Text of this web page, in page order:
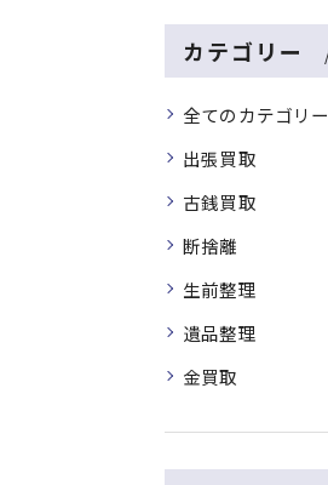
カテゴリー
全てのカテゴリー
出張買取
古銭買取
断捨離
生前整理
遺品整理
金買取